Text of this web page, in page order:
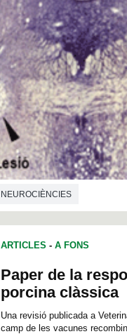
NEUROCIÈNCIES
ARTICLES - A FONS
Paper de la
porcina clàssica
Una revisió publicada a
camp de les vacunes